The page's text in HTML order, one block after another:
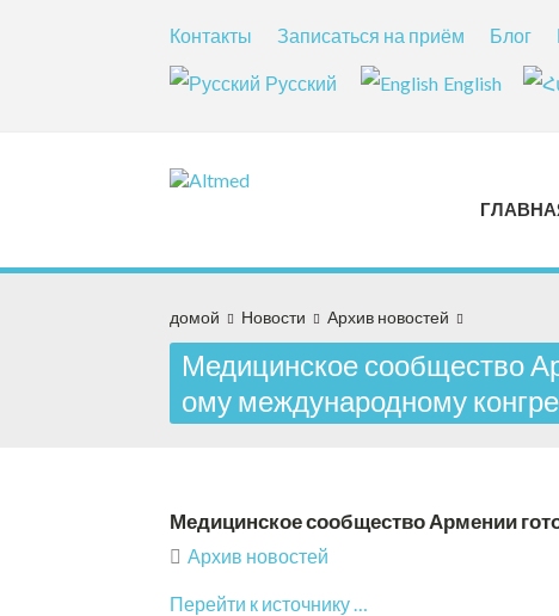
Контакты Записаться на приём Блог
Русский English
домой Новости Архив новостей
Медицинское сообщество
ому международному
Медицинское сообщество Армении
Архив новостей
Перейти к источнику …